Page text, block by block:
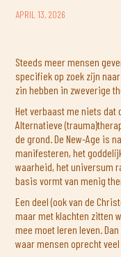
APRIL 13, 2026
Steeds meer mensen
specifiek op zoek zijn
zin hebben in zweverige
Het verbaast me niets dat
Alternatieve
de grond. De New-Age is
manifesteren, het
waarheid, het universum
basis vormt van menig
Een deel (ook van de
maar met klachten zitten
mee moet leren leven.
waar mensen oprecht